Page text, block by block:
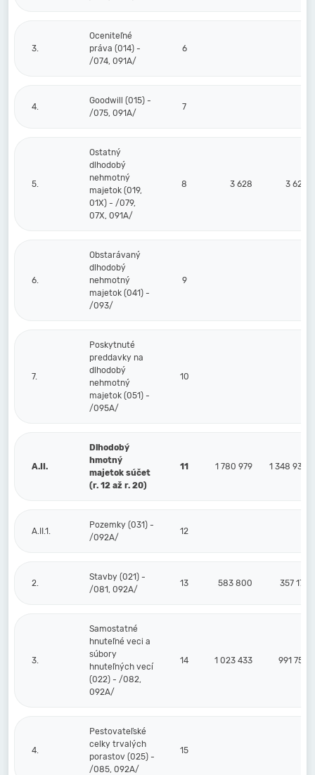
3.
Oceniteľné
práva (014) -
/074, 091A/
6
4.
Goodwill (015) -
/075, 091A/
7
5.
Ostatný
dlhodobý
nehmotný
majetok (019,
01X) - /079,
07X, 091A/
8 3 628 3 628
6.
Obstarávaný
dlhodobý
nehmotný
majetok (041) -
/093/
9
7.
Poskytnuté
preddavky na
dlhodobý
nehmotný
majetok (051) -
/095A/
10
A.II.
Dlhodobý
hmotný
majetok súčet
(r. 12 až r. 20)
11 1 780 979 1 348 930
A.II.1.
Pozemky (031) -
/092A/
12
2.
Stavby (021) -
/081, 092A/
13 583 800 357 177
3.
Samostatné
hnuteľné veci a
súbory
hnuteľných vecí
(022) - /082,
092A/
14 1 023 433 991 753
4.
Pestovateľské
celky trvalých
porastov (025) -
/085, 092A/
15